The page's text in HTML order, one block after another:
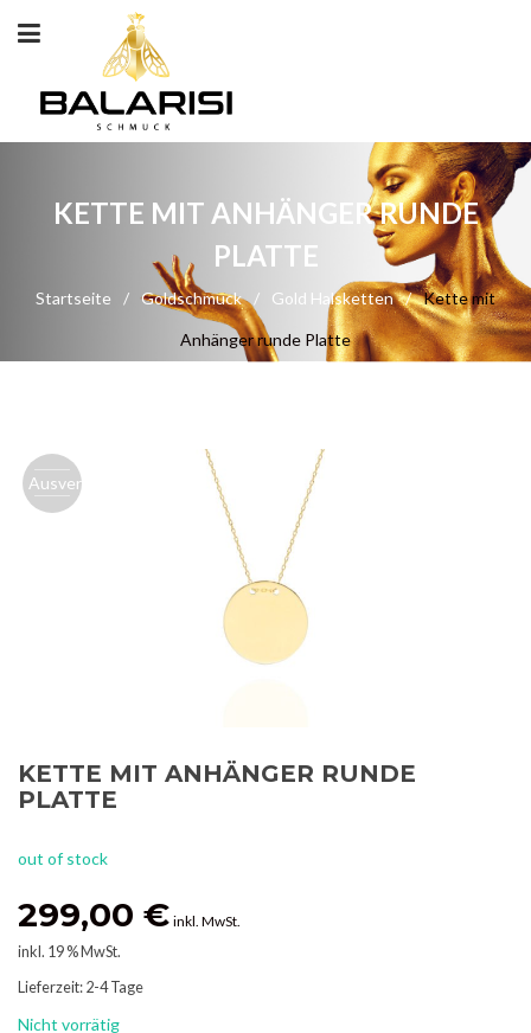
KETTE MIT ANHÄNGER RUNDE
PLATTE
Startseite / Goldschmuck / Gold Halsketten / Kette mit
Anhänger runde Platte
Ausverk.
KETTE MIT ANHÄNGER RUNDE
PLATTE
out of stock
299,00 € inkl. MwSt.
inkl. 19 % MwSt.
Lieferzeit: 2-4 Tage
Nicht vorrätig